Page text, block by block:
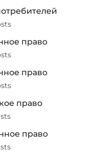
право
право
право
право